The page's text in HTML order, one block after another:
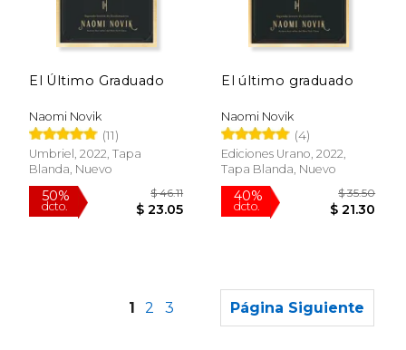
El Último Graduado
Naomi Novik
(11)
Umbriel, 2022, Tapa
Blanda, Nuevo
El último graduado
Naomi Novik
(4)
Ediciones Urano, 2022,
Tapa Blanda, Nuevo
1 2 3 Página Siguiente